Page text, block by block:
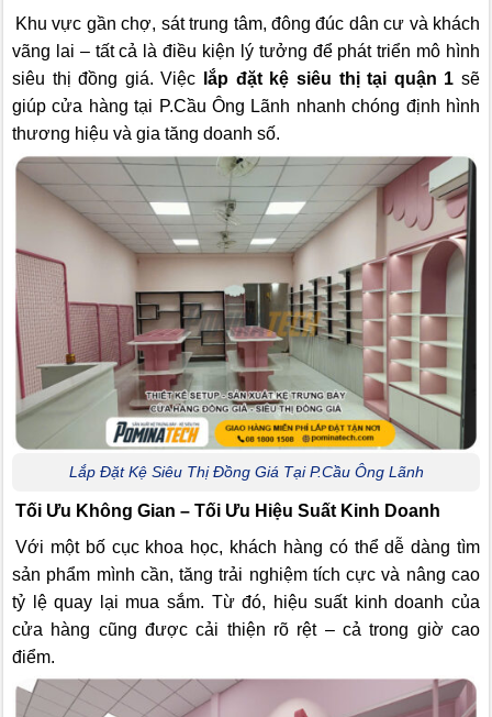
Khu vực gần chợ, sát trung tâm, đông đúc dân cư và khách
vãng lai – tất cả là điều kiện lý tưởng để phát triển mô hình
siêu thị đồng giá. Việc
lắp đặt kệ siêu thị tại quận 1 sẽ
giúp cửa hàng tại P.Cầu Ông Lãnh nhanh chóng định hình
thương hiệu và gia tăng doanh số.
Lắp Đặt Kệ Siêu Thị Đồng Giá Tại P.Cầu Ông Lãnh
Tối Ưu Không Gian – Tối Ưu Hiệu Suất Kinh Doanh
Với một bố cục khoa học, khách hàng có thể dễ dàng tìm
sản phẩm mình cần, tăng trải nghiệm tích cực và nâng cao
tỷ lệ quay lại mua sắm. Từ đó, hiệu suất kinh doanh của
cửa hàng cũng được cải thiện rõ rệt – cả trong giờ cao
điểm.